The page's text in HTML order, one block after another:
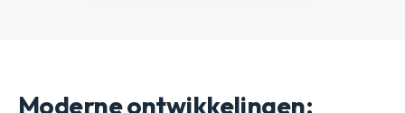
Moderne ontwikkelingen: